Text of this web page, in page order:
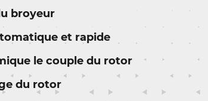
broyeur
et rapide
le couple du rotor
du rotor